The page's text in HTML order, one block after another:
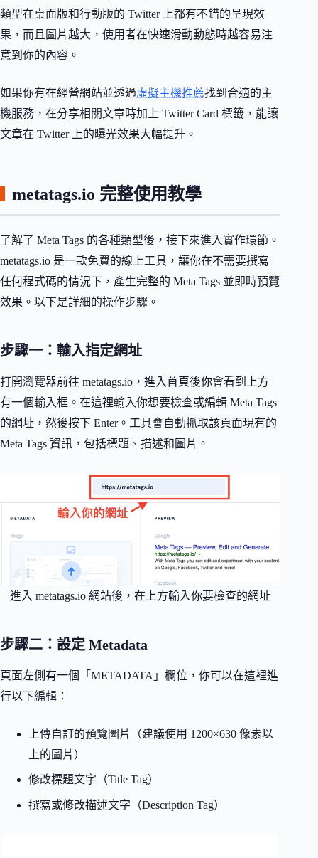
類型在桌面版和行動版的 Twitter 上都有不錯的呈現效
果，而且圖片越大，使用者在快速滑動動態時越容易注
意到你的內容。
如果你有在經營網站並透過虛擬主機推薦找到合適的主
機服務，在分享相關文章時加上 Twitter Card 標籤，能讓
文章在 Twitter 上的曝光效果大幅提升。
metatags.io 完整使用教學
了解了 Meta Tags 的各種類型後，接下來進入實作環節。
metatags.io 是一款免費的線上工具，讓你在不需要撰寫
任何程式碼的情況下，產生完整的 Meta Tags 並即時預覽
效果。以下是詳細的操作步驟。
步驟一：輸入指定網址
打開瀏覽器前往 metatags.io，進入首頁後你會看到上方
有一個輸入框。在這裡輸入你想要檢查或編輯 Meta Tags
的網址，然後按下 Enter。工具會自動抓取該頁面現有的
Meta Tags 資訊，包括標題、描述和圖片。
進入 metatags.io 網站後，在上方輸入你要檢查的網址
步驟二：設定 Metadata
頁面左側有一個「METADATA」欄位，你可以在這裡進
行以下編輯：
上傳自訂的預覽圖片（建議使用 1200×630 像素以
上的圖片）
修改標題文字（Title Tag）
撰寫或修改描述文字（Description Tag）